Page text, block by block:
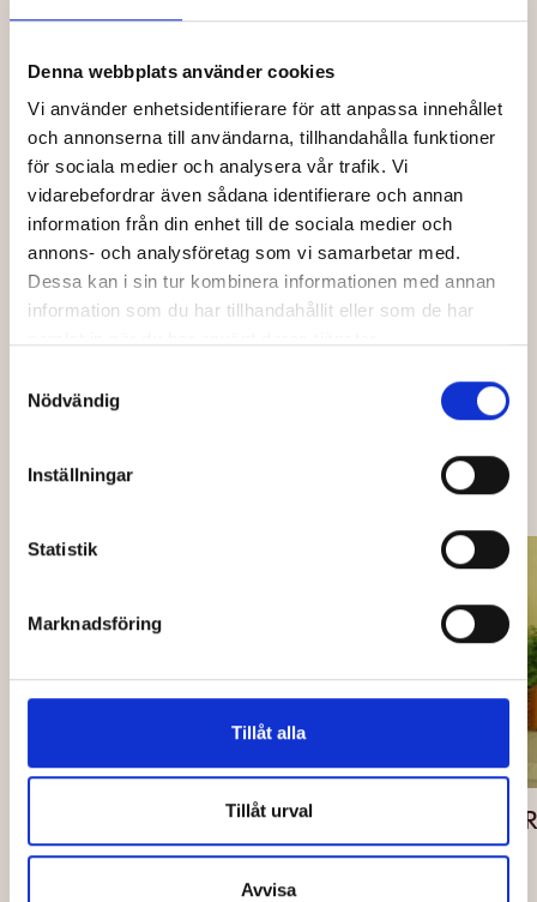
Denna webbplats använder cookies
Vi använder enhetsidentifierare för att anpassa innehållet
och annonserna till användarna, tillhandahålla funktioner
för sociala medier och analysera vår trafik. Vi
vidarebefordrar även sådana identifierare och annan
information från din enhet till de sociala medier och
annons- och analysföretag som vi samarbetar med.
Dessa kan i sin tur kombinera informationen med annan
information som du har tillhandahållit eller som de har
Nödvändig
Inställningar
Statistik
Marknadsföring
Tillåt alla
Tillåt urval
Avvisa
Förnamn
Efternamn
Din e-post
Jag har läst och godkänner Bio Capitols
integritetspolicy.
OCKSÅ PÅ CAPITOL
ARCO - PREMIÄR 14 AUG